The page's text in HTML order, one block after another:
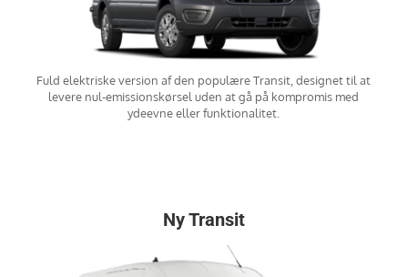
Fuld elektriske version af den populære Transit, designet til at
levere nul-emissionskørsel uden at gå på kompromis med
ydeevne eller funktionalitet.
Ny Transit